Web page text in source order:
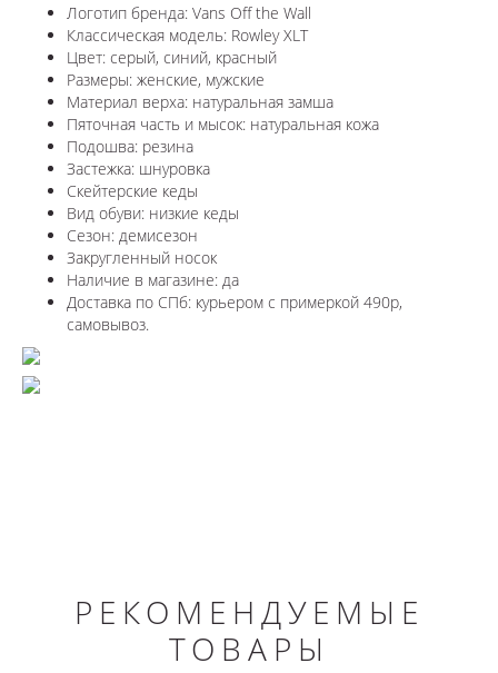
Логотип бренда: Vans Off the Wall
Классическая модель: Rowley XLT
Цвет: серый, синий, красный
Размеры: женские, мужские
Материал верха: натуральная замша
Пяточная часть и мысок: натуральная кожа
Подошва: резина
Застежка: шнуровка
Скейтерские кеды
Вид обуви: низкие кеды
Сезон: демисезон
Закругленный носок
Наличие в магазине: да
Доставка по СПб: курьером с примеркой 490р,
самовывоз.
РЕКОМЕНДУЕМЫЕ
ТОВАРЫ